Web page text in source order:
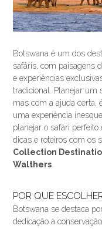
Botswana é um dos
safáris, com paisagens
e experiências
tradicional. Planejar um
mas com a ajuda certa,
uma experiência
planejar o safári
dicas e roteiros com os
Collection
Walthers
POR QUE
Botswana se destaca
dedicação à